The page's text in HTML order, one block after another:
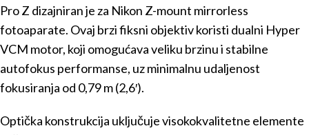
Pro Z dizajniran je za Nikon Z-mount mirrorless
fotoaparate. Ovaj brzi fiksni objektiv koristi dualni Hyper
VCM motor, koji omogućava veliku brzinu i stabilne
autofokus performanse, uz minimalnu udaljenost
fokusiranja od 0,79 m (2,6′).
Optička konstrukcija uključuje visokokvalitetne elemente